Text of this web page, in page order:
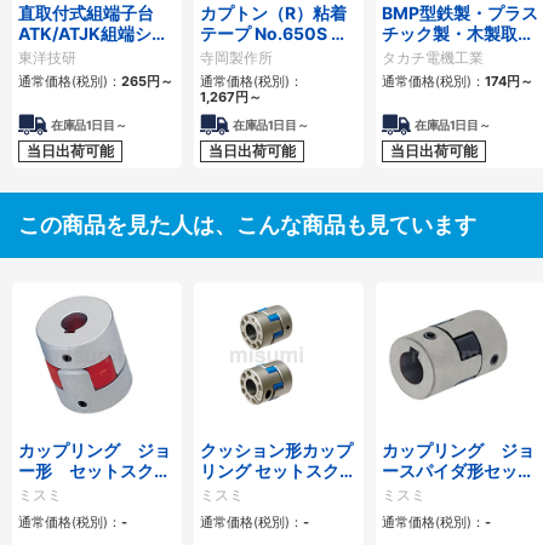
直取付式組端子台
ATK/ATJK組端シリ
ーズ
東洋技研
通常価格(税別)： 265円～
在庫品1日目～
当日出荷可能
カプトン（R）粘着
テープ No.650S 長
さ20m
寺岡製作所
通常価格(税別)：
1,267円～
在庫品1日目～
当日出荷可能
BMP型鉄製・プラス
チック製・木製取付
ベース
タカチ電機工業
通常価格(税別)： 174円～
在庫品1日目～
当日出荷可能
この商品を見た人は、こんな商品も見ています
カップリング ジョ
ー形 セットスクリ
ュータイプ
ミスミ
通常価格(税別)： -
クッション形カップ
リング セットスクリ
ュータイプ/クラン
ピング
ミスミ
通常価格(税別)： -
カップリング ジョ
ースパイダ形セット
スクリュー・キー溝
タイプ
ミスミ
通常価格(税別)： -